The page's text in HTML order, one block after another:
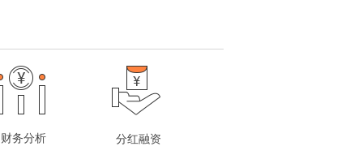
财务分析 分红融资